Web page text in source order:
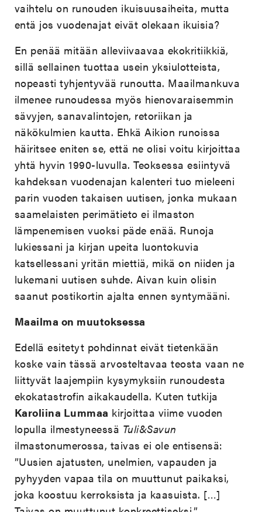
vaihtelu on runouden ikuisuusaiheita, mutta
entä jos vuodenajat eivät olekaan ikuisia?
En penää mitään alleviivaavaa ekokritiikkiä,
sillä sellainen tuottaa usein yksiulotteista,
nopeasti tyhjentyvää runoutta. Maailmankuva
ilmenee runoudessa myös hienovaraisemmin
sävyjen, sanavalintojen, retoriikan ja
näkökulmien kautta. Ehkä Aikion runoissa
häiritsee eniten se, että ne olisi voitu kirjoittaa
yhtä hyvin 1990-luvulla. Teoksessa esiintyvä
kahdeksan vuodenajan kalenteri tuo mieleeni
parin vuoden takaisen uutisen, jonka mukaan
saamelaisten perimätieto ei ilmaston
lämpenemisen vuoksi päde enää. Runoja
lukiessani ja kirjan upeita luontokuvia
katsellessani yritän miettiä, mikä on niiden ja
lukemani uutisen suhde. Aivan kuin olisin
saanut postikortin ajalta ennen syntymääni.
Maailma on muutoksessa
Edellä esitetyt pohdinnat eivät tietenkään
koske vain tässä arvosteltavaa teosta vaan ne
liittyvät laajempiin kysymyksiin runoudesta
ekokatastrofin aikakaudella. Kuten tutkija
Karoliina Lummaa kirjoittaa viime vuoden
lopulla ilmestyneessä Tuli&Savun
ilmastonumerossa, taivas ei ole entisensä:
”Uusien ajatusten, unelmien, vapauden ja
pyhyyden vapaa tila on muuttunut paikaksi,
joka koostuu kerroksista ja kaasuista. […]